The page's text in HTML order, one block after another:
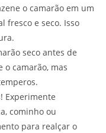
o camarão em um
fresco e seco. Isso
seco antes de
o camarão, mas
Experimente
cominho ou
para realçar o